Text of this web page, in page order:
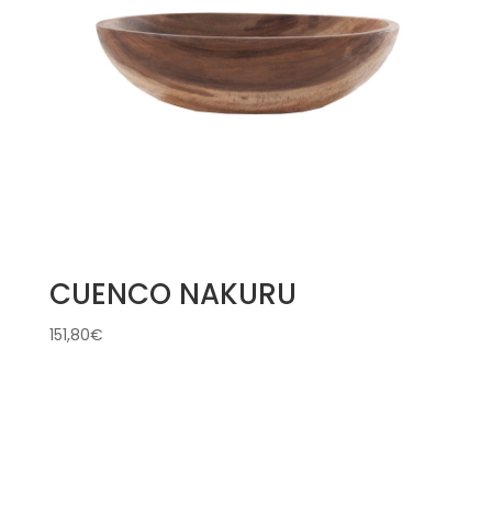
CUENCO NAKURU
151,80€